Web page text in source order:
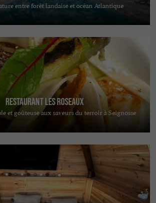
entre forêt landaise et océan Atlantique
Restaurant Les Roseaux
et goûteuse aux saveurs du terroir à Seignosse